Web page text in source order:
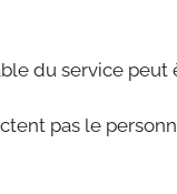
du service peut
pas le